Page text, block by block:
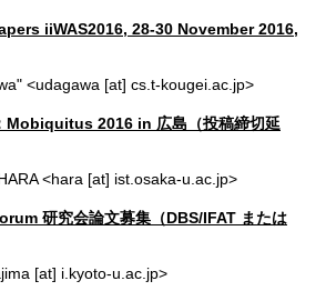
iiWAS2016, 28-30 November 2016,
<udagawa [at] cs.t-kougei.ac.jp>
2016 in 広島（投稿締切延
<hara [at] ist.osaka-u.ac.jp>
研究会論文募集（DBS/IFAT または
[at] i.kyoto-u.ac.jp>